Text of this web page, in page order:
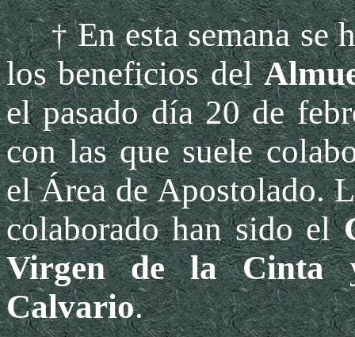
† En esta semana se
los beneficios del
el pasado día 20 de
con las que suele
el Área de Apostolado.
colaborado han sido el
Virgen de la Cinta
Calvario.